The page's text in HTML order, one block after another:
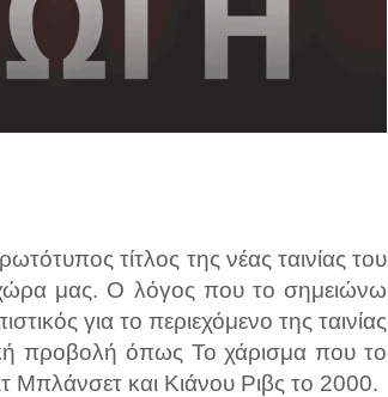
τίτλος της νέας ταινίας του
μας. Ο λόγος που το σημειώνω
για το περιεχόμενο της ταινίας
προβολή όπως Το χάρισμα που το
Μπλάνσετ και Κιάνου Ριβς το 2000.